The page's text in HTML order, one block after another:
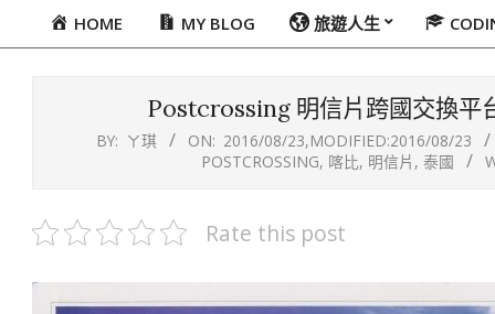
PrimaryHOME MY BLOG 旅遊人生
Postcrossing 明信片跨國交換平
BY: ㄚ琪 ON: 2016/08/23,MODIFIED:2016/08/23
POSTCROSSING, 喀比, 明信片 , 泰國
Rate this post